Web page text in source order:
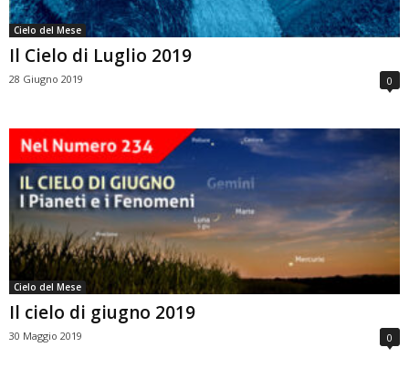
Cielo del Mese
Il Cielo di Luglio 2019
28 Giugno 2019 0
Cielo del Mese
Il cielo di giugno 2019
30 Maggio 2019 0